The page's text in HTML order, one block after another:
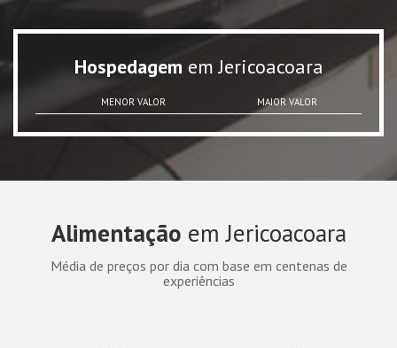
Hospedagem em Jericoacoara
MENOR VALOR MAIOR VALOR
Alimentação em Jericoacoara
Média de preços por dia com base em centenas de
experiências